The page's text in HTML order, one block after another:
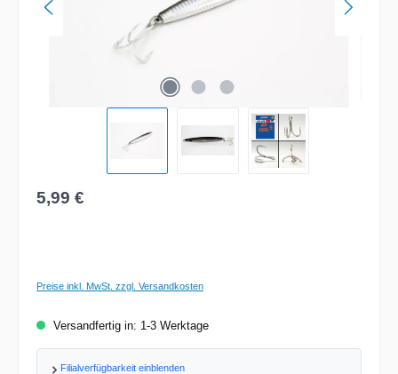
Regulärer Preis:
5,99 €
Preise inkl. MwSt. zzgl. Versandkosten
Versandfertig in: 1-3 Werktage
Filialverfügbarkeit einblenden